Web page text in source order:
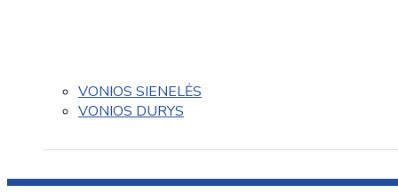
VONIOS SIENELĖS
VONIOS DURYS